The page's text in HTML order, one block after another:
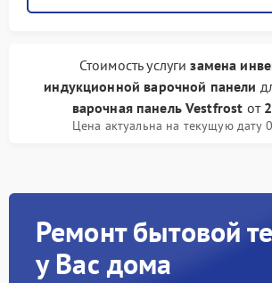
Стоимость услугизамена
индукционной варочной панели
варочная панель Vestfrost от
Цена актуальна на текущую дату
Ремонт бытовой
у Вас дома